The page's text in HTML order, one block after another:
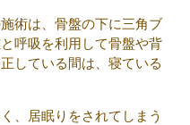
術は、骨盤の下に三角ブ
呼吸を利用して骨盤や背
している間は、寝ている
、居眠りをされてしまう